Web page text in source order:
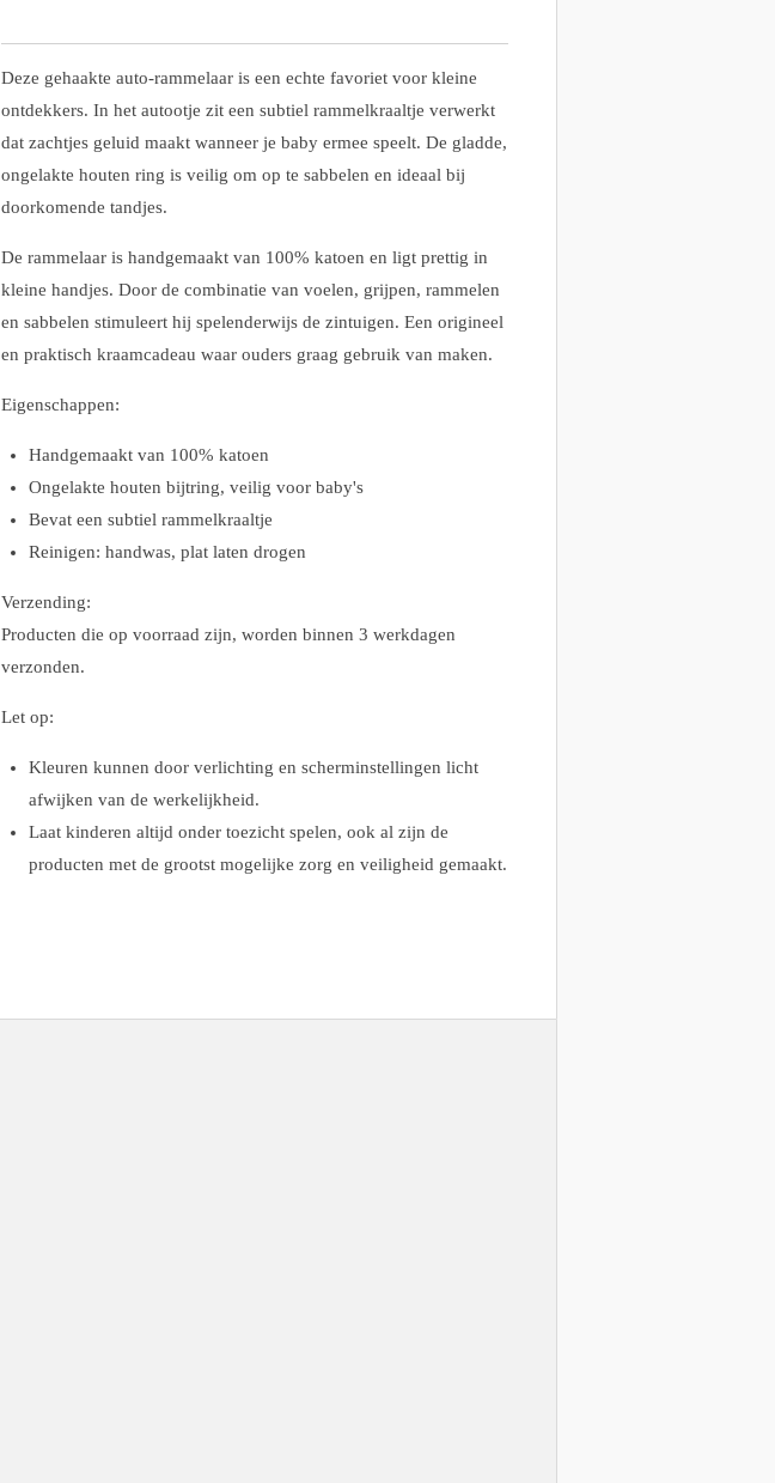
Deze gehaakte auto-rammelaar is een echte favoriet voor kleine
ontdekkers. In het autootje zit een subtiel rammelkraaltje verwerkt
dat zachtjes geluid maakt wanneer je baby ermee speelt. De gladde,
ongelakte houten ring is veilig om op te sabbelen en ideaal bij
doorkomende tandjes.
De rammelaar is handgemaakt van 100% katoen en ligt prettig in
kleine handjes. Door de combinatie van voelen, grijpen, rammelen
en sabbelen stimuleert hij spelenderwijs de zintuigen. Een origineel
en praktisch kraamcadeau waar ouders graag gebruik van maken.
Eigenschappen:
Handgemaakt van 100% katoen
Ongelakte houten bijtring, veilig voor baby's
Bevat een subtiel rammelkraaltje
Reinigen: handwas, plat laten drogen
Verzending:
Producten die op voorraad zijn, worden binnen 3 werkdagen
verzonden.
Let op:
Kleuren kunnen door verlichting en scherminstellingen licht
afwijken van de werkelijkheid.
Laat kinderen altijd onder toezicht spelen, ook al zijn de
producten met de grootst mogelijke zorg en veiligheid gemaakt.